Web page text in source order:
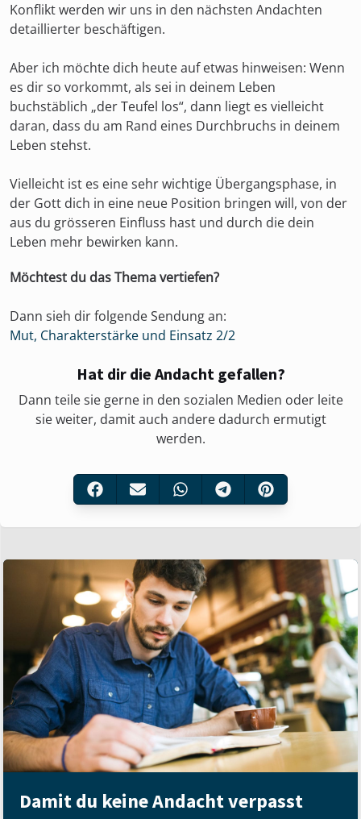
Konflikt werden wir uns in den nächsten Andachten
detaillierter beschäftigen.
Aber ich möchte dich heute auf etwas hinweisen: Wenn
es dir so vorkommt, als sei in deinem Leben
buchstäblich „der Teufel los“, dann liegt es vielleicht
daran, dass du am Rand eines Durchbruchs in deinem
Leben stehst.
Vielleicht ist es eine sehr wichtige Übergangsphase, in
der Gott dich in eine neue Position bringen will, von der
aus du grösseren Einfluss hast und durch die dein
Leben mehr bewirken kann.
Möchtest du das Thema vertiefen?
Dann sieh dir folgende Sendung an:
Mut, Charakterstärke und Einsatz 2/2
Hat dir die Andacht gefallen?
Dann teile sie gerne in den sozialen Medien oder leite
sie weiter, damit auch andere dadurch ermutigt
werden.
Damit du keine Andacht verpasst